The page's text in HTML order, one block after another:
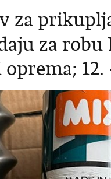
za
za
12.